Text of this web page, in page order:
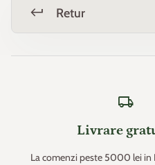
Zona 4 -34.4°C / -28.9°C
Zona 7 -17.7°C / -12.3°C
keyboard_return Retur
local_shipping
Livrare
La comenzi peste 5000 lei in